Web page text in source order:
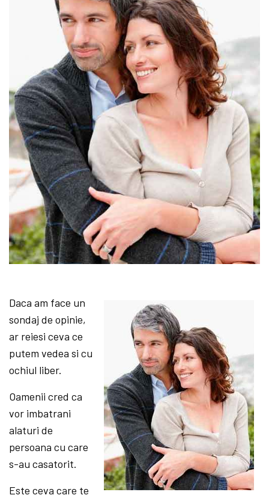
Daca am face un
sondaj de opinie,
ar reiesi ceva ce
putem vedea si cu
ochiul liber.
Oamenii cred ca
vor imbatrani
alaturi de
persoana cu care
s-au casatorit.
Este ceva care te